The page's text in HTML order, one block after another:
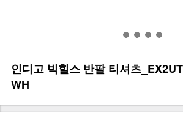
인디고 빅힐스 반팔 티셔츠
WH